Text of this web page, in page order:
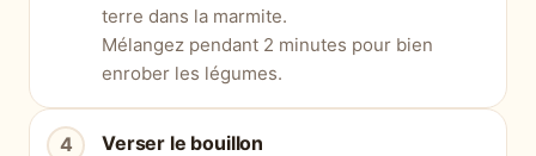
terre dans la marmite.
Mélangez pendant 2 minutes pour bien
enrober les légumes.
Verser le bouillon